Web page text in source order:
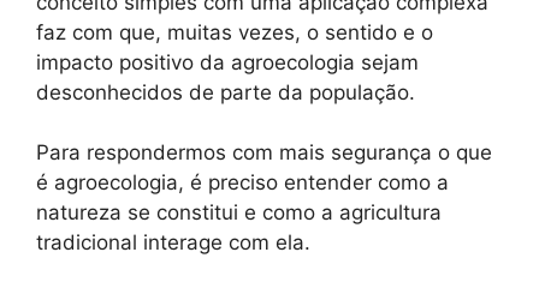
faz com que, muitas vezes, o sentido e o
impacto positivo da agroecologia sejam
desconhecidos de parte da população.
Para respondermos com mais segurança o que
é agroecologia, é preciso entender como a
natureza se constitui e como a agricultura
tradicional interage com ela.